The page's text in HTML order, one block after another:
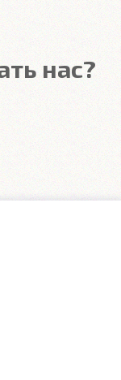
равно
достать не
нас?